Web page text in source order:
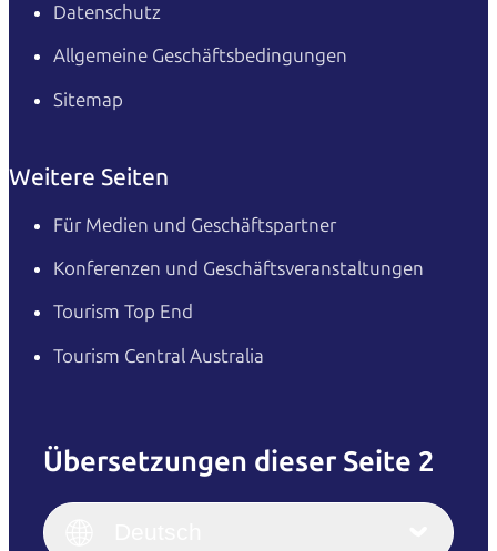
Datenschutz
Allgemeine Geschäftsbedingungen
Sitemap
Weitere Seiten
Für Medien und Geschäftspartner
Konferenzen und Geschäftsveranstaltungen
Tourism Top End
Tourism Central Australia
Übersetzungen dieser Seite 2
Italiano